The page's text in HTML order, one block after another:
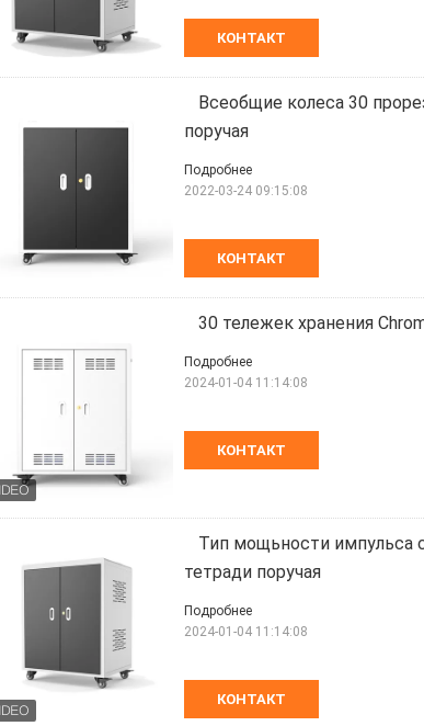
КОНТАКТ
Всеобщие колеса 30
поручая
КОНТАКТ
Подробнее
2022-03-24 09:15:08
30 тележек хранения
КОНТАКТ
Подробнее
2024-01-04 11:14:08
Тип мощьности импульса
тетради поручая
КОНТАКТ
Подробнее
2024-01-04 11:14:08